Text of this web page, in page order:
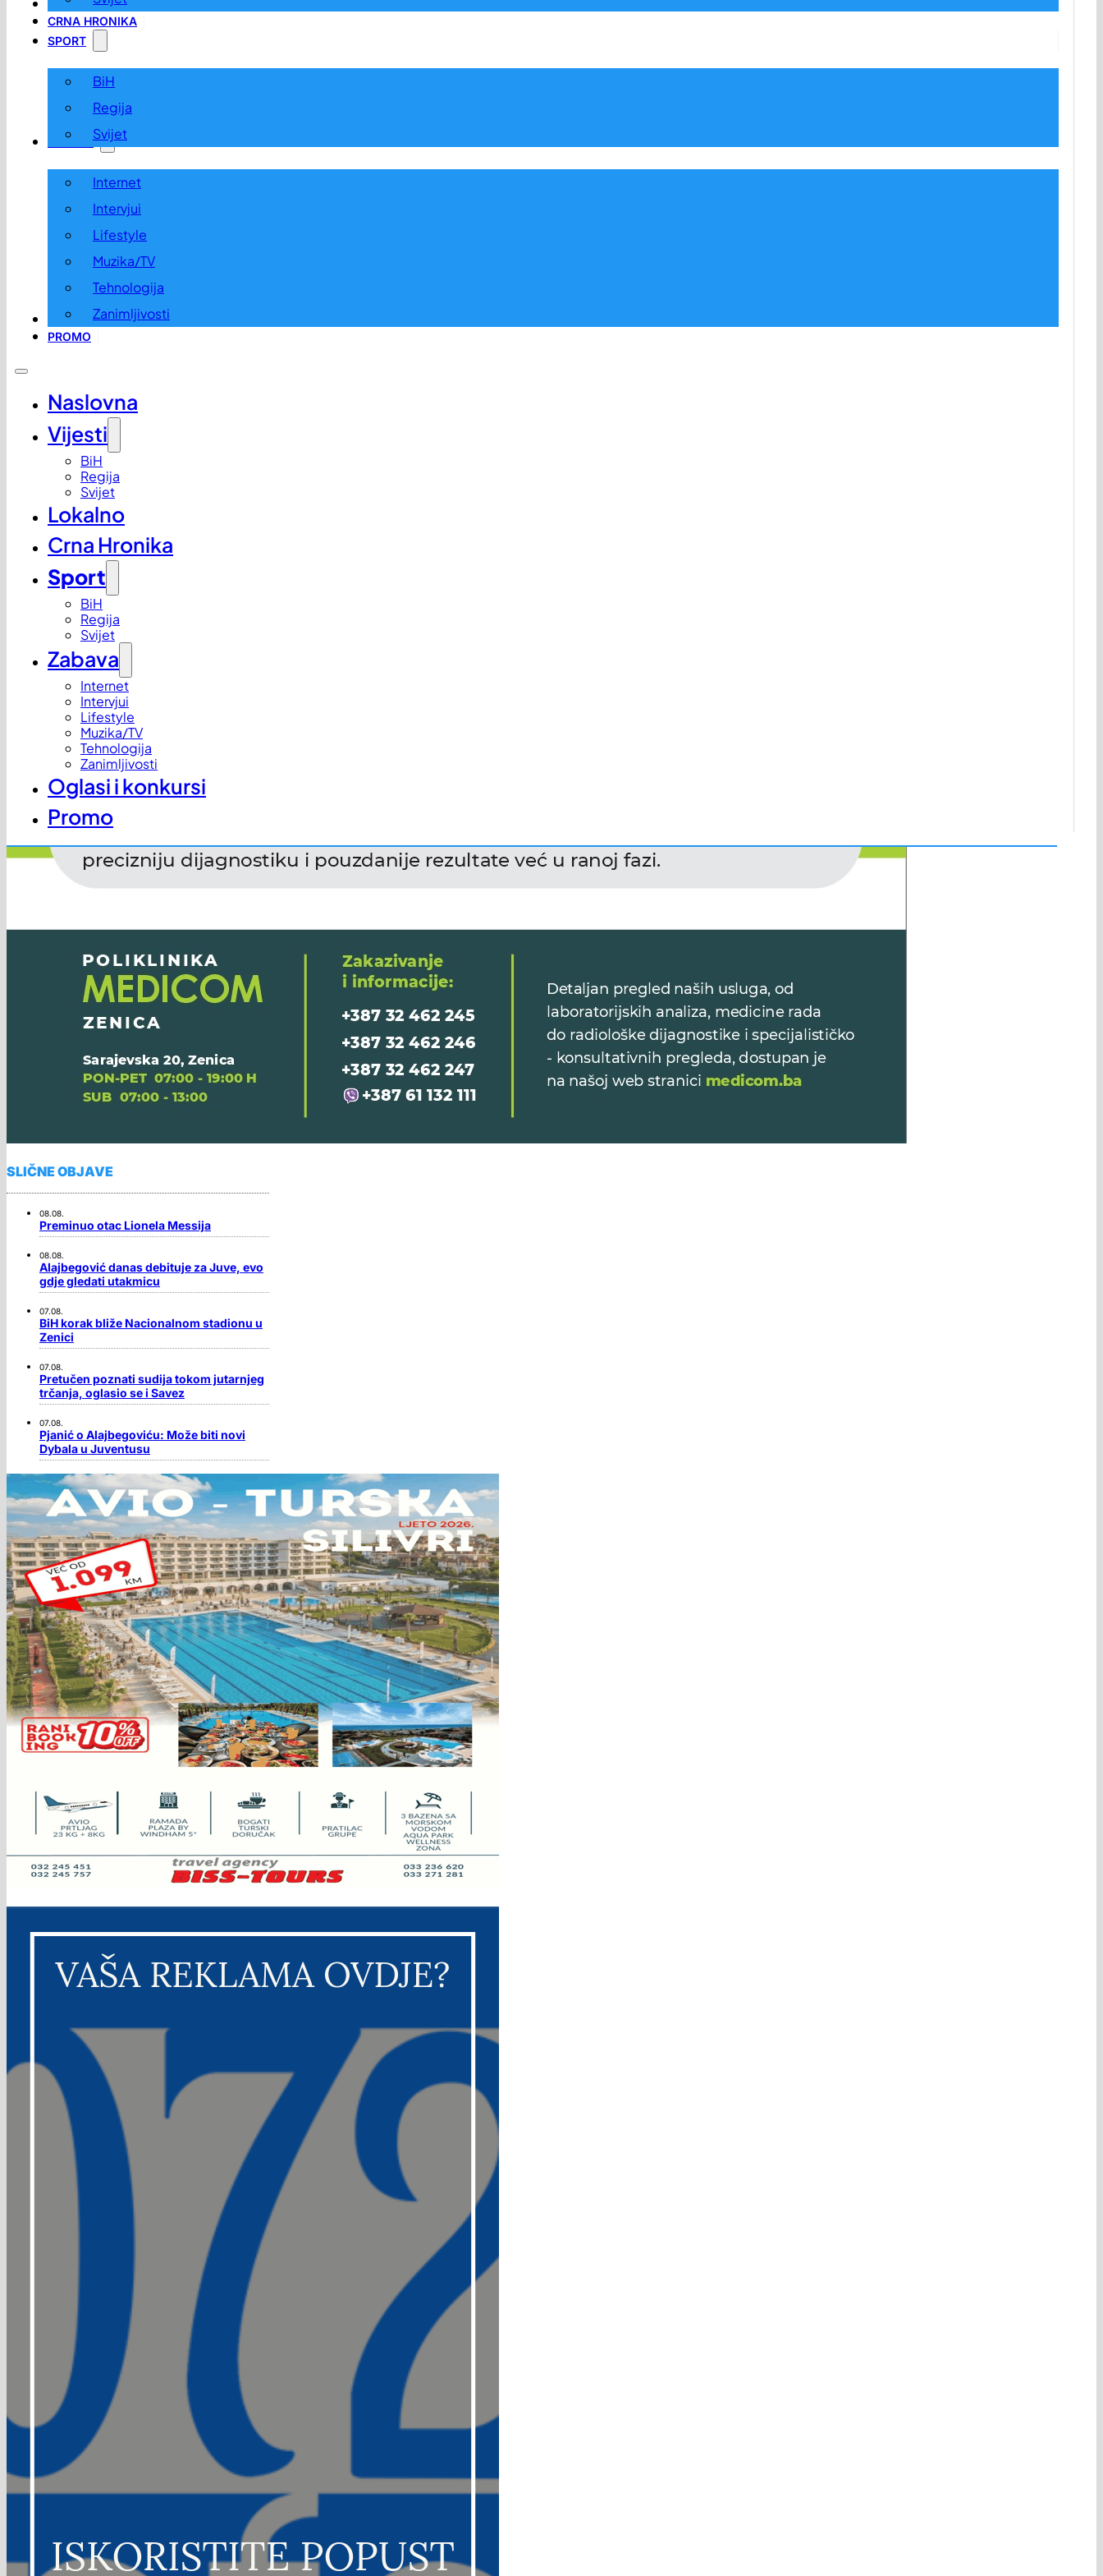
LOKALNO
CRNA HRONIKA
SPORT
BiH
Regija
Svijet
ZABAVA
Internet
Intervjui
Lifestyle
Muzika/TV
Tehnologija
Zanimljivosti
OGLASI I KONKURSI
PROMO
Naslovna
Vijesti
BiH
Regija
Svijet
Lokalno
Crna Hronika
Sport
BiH
Regija
Svijet
Zabava
Internet
Intervjui
Lifestyle
Muzika/TV
Tehnologija
Zanimljivosti
Oglasi i konkursi
Promo
SLIČNE OBJAVE
08.08.
Preminuo otac Lionela Messija
08.08.
Alajbegović danas debituje za Juve, evo
gdje gledati utakmicu
07.08.
BiH korak bliže Nacionalnom stadionu u
Zenici
07.08.
Pretučen poznati sudija tokom jutarnjeg
trčanja, oglasio se i Savez
07.08.
Pjanić o Alajbegoviću: Može biti novi
Dybala u Juventusu